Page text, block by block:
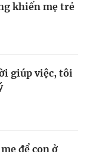
khiến mẹ trẻ
giúp việc, tôi
để con ở